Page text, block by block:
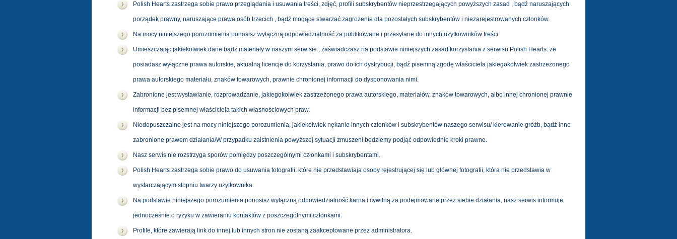
Polish Hearts zastrzega sobie prawo przeglądania i usuwania treści, zdjęć, profili subskrybentów nieprzestrzegających powyższych zasad , bądź naruszających
porządek prawny, naruszające prawa osób trzecich , bądź mogące stwarzać zagrożenie dla pozostałych subskrybentów i niezarejestrowanych członków.
Na mocy niniejszego porozumienia ponosisz wyłączną odpowiedzialność za publikowane i przesyłane do innych użytkowników treści.
Umieszczając jakiekolwiek dane bądź materiały w naszym serwisie , zaświadczasz na podstawie niniejszych zasad korzystania z serwisu Polish Hearts. że
posiadasz wyłączne prawa autorskie, aktualną licencje do korzystania, prawo do ich dystrybucji, bądź pisemną zgodę właściciela jakiegokolwiek zastrzeżonego
prawa autorskiego materiału, znaków towarowych, prawnie chronionej informacji do dysponowania nimi.
Zabronione jest wystawianie, rozprowadzanie, jakiegokolwiek zastrzeżonego prawa autorskiego, materiałów, znaków towarowych, albo innej chronionej prawnie
informacji bez pisemnej właściciela takich własnościowych praw.
Niedopuszczalne jest na mocy niniejszego porozumienia, jakiekolwiek nękanie innych członków i subskrybentów naszego serwisu/ kierowanie gróźb, bądź inne
zabronione prawem działania/W przypadku zaistnienia powyższej sytuacji zmuszeni będziemy podjąć odpowiednie kroki prawne.
Nasz serwis nie rozstrzyga sporów pomiędzy poszczególnymi członkami i subskrybentami.
Polish Hearts zastrzega sobie prawo do usuwania fotografii, które nie przedstawiaja osoby rejestrującej się lub głównej fotografii, która nie przedstawia w
wystarczającym stopniu twarzy użytkownika.
Na podstawie niniejszego porozumienia ponosisz wyłączną odpowiedzialność karna i cywilną za podejmowane przez siebie działania, nasz serwis informuje
jednocześnie o ryzyku w zawieraniu kontaktów z poszczególnymi członkami.
Profile, które zawierają link do innej lub innych stron nie zostaną zaakceptowane przez administratora.